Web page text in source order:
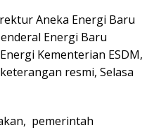
Aneka Energi Baru
Energi Baru
Kementerian ESDM,
resmi, Selasa
pemerintah